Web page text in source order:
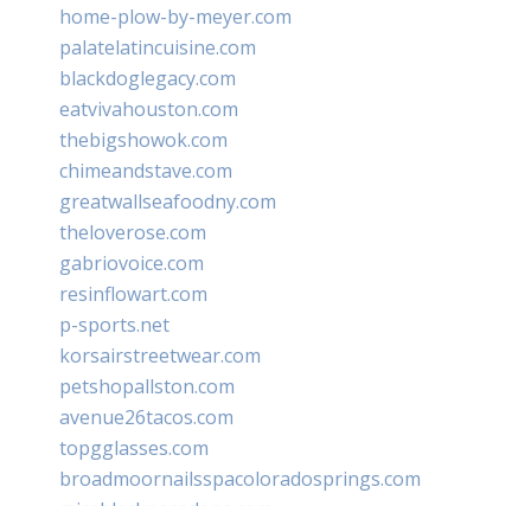
home-plow-by-meyer.com
palatelatincuisine.com
blackdoglegacy.com
eatvivahouston.com
thebigshowok.com
chimeandstave.com
greatwallseafoodny.com
theloverose.com
gabriovoice.com
resinflowart.com
p-sports.net
korsairstreetwear.com
petshopallston.com
avenue26tacos.com
topgglasses.com
broadmoornailsspacoloradosprings.com